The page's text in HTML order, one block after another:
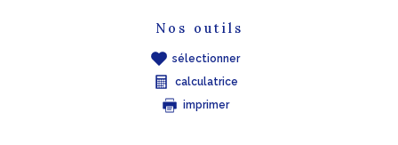
Nos outils
sélectionner
calculatrice
imprimer